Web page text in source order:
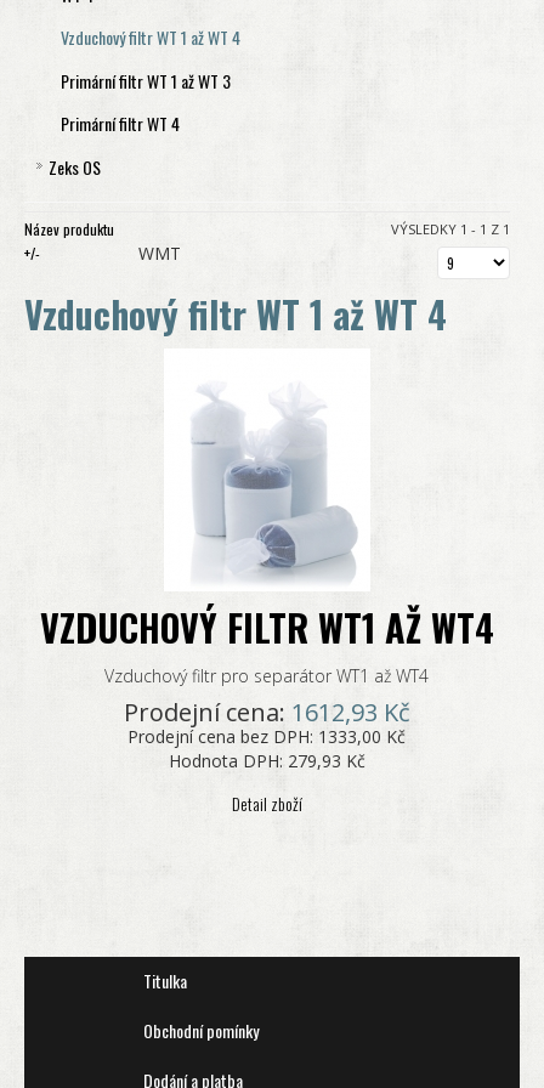
Sada filtrů Drukosep 40
Vzduchový filtr Drukosep 3 až 40
Vzduchový filtr SL1 až 5
Vzduchový filtr SL8 až 60
Vzduchový filtr S 1 až S 60
Primární filtr ecosep S 15 až S 30
Primární filtr ecosep S 60
Vzduchový filtr WT 1 až WT 4
Primární filtr WT 1 až WT 3
Primární filtr WT 4
Zeks OS
Separátor OS 751
Separátor OS 1251
Separátor OS EXT
Název produktu
+/-
WMT
VÝSLEDKY 1 - 1 Z 1
Vzduchový filtr WT 1 až WT 4
VZDUCHOVÝ FILTR WT1 AŽ WT4
Vzduchový filtr pro separátor WT1 až WT4
Prodejní cena: 1612,93 Kč
Prodejní cena bez DPH: 1333,00 Kč
Hodnota DPH: 279,93 Kč
Detail zboží
Titulka
Obchodní pomínky
Dodání a platba